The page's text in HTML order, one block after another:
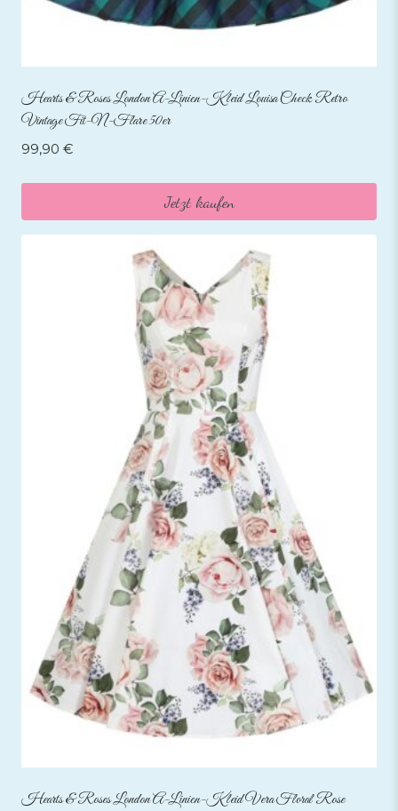
Hearts & Roses London A-Linien-Kleid Louisa Check Retro
Vintage Fit-N-Flare 50er
99,90 €
Jetzt kaufen
Hearts & Roses London A-Linien-Kleid Vera Floral Rose